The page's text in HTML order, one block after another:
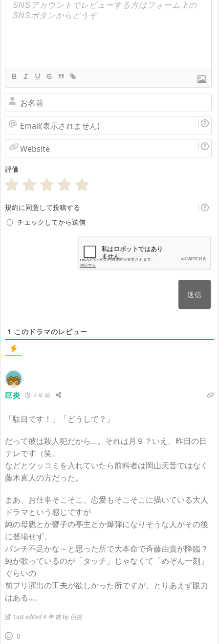
お
名
前
Email(表
示
さ
れ
ま
ん)
Website
評価
規約に同意して投稿する
チェックしてから送信
1 このドラマのレビュー
巨炎 4 年 前
「駄目です！」「どうして？」
だって彼は殺人犯だから…。それは月９？いえ、昨日の日
テレです（笑。
などとツッコミを入れていたら前科者は岡山天音ではなく
藤木直人の方だった。
まあ、お仕事そこそこ、恋愛もそこそこに描いている大人
ドラマという感じですが
純の母親とか響子の亭主とか爆弾になりそうな人がその後
に登場せず、
パンチ不足かな～と思った所で大本命で斉藤由貴が降臨？
純が歌っているのが「タッチ」じゃなくて「めぞん一刻」
ぐらいの
前フリ演出の工夫が欲しかった所ですが、とりあえず眼力
はある…。
Last edited 4 年 前 by 巨炎
0